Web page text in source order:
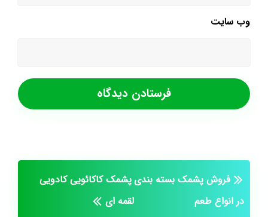
وب‌ سایت
فروش پشمک بسته بندی
در انواع طعم
پشمک کاکائویی کادویی
لقمه ای